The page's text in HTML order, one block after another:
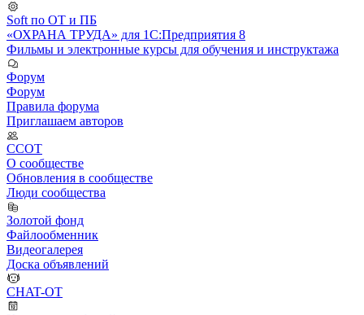
Soft по ОТ и ПБ
«ОХРАНА ТРУДА» для 1С:Предприятия 8
Фильмы и электронные курсы для обучения и инструктажа
Форум
Форум
Правила форума
Приглашаем авторов
ССОТ
О сообществе
Обновления в сообществе
Люди сообщества
Золотой фонд
Файлообменник
Видеогалерея
Доска объявлений
CHAT-OT